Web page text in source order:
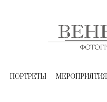
ПОРТРЕТЫ МЕРОПРИЯТИЯ